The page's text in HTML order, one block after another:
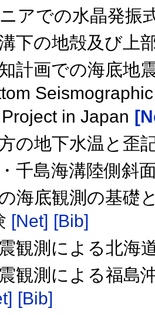
アでの水晶発振
下の地殻及び上
計画での海底地
in Japan
の地下水温と歪
千島海溝陸側斜
海底観測の基礎
[Net] [Bib]
観測による北海
観測による福島
[Bib]